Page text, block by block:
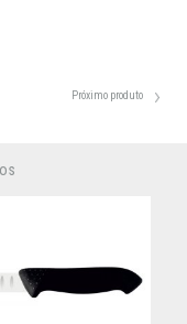
Próximo produto